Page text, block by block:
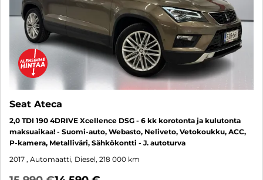
Seat Ateca
2,0 TDI 190 4DRIVE Xcellence DSG - 6 kk korotonta ja kulutonta
maksuaikaa! - Suomi-auto, Webasto, Neliveto, Vetokoukku, ACC,
P-kamera, Metalliväri, Sähkökontti - J. autoturva
2017 , Automaatti, Diesel, 218 000 km